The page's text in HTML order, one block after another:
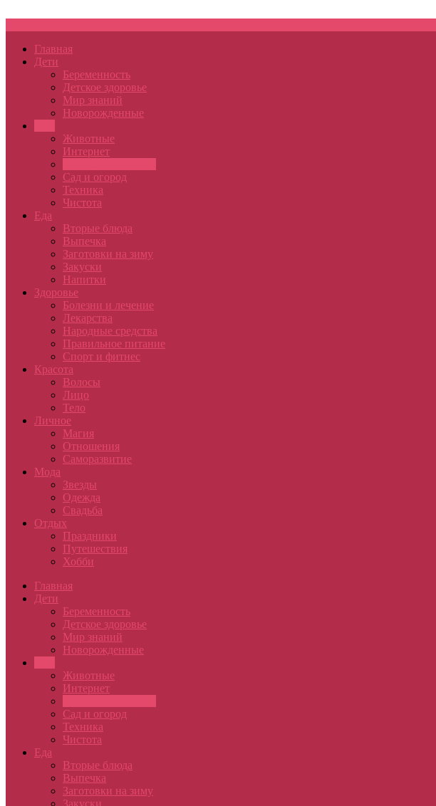
Главная
Дети
Беременность
Детское здоровье
Мир знаний
Новорожденные
Животные
Интернет
Сад и огород
Техника
Чистота
Еда
Вторые блюда
Выпечка
Заготовки на зиму
Закуски
Напитки
Здоровье
Болезни и лечение
Лекарства
Народные средства
Правильное питание
Спорт и фитнес
Красота
Волосы
Лицо
Тело
Личное
Магия
Отношения
Саморазвитие
Мода
Звезды
Одежда
Свадьба
Отдых
Праздники
Путешествия
Хобби
Главная
Дети
Беременность
Детское здоровье
Мир знаний
Новорожденные
Животные
Интернет
Сад и огород
Техника
Чистота
Еда
Вторые блюда
Выпечка
Заготовки на зиму
Закуски